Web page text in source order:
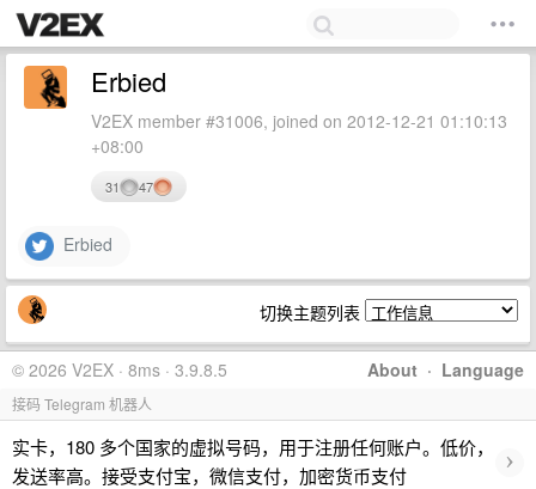
Erbied
V2EX member #31006, joined on 2012-12-21 01:10:13
+08:00
31 47
Erbied
切换主题列表
About · Language
© 2026 V2EX · 8ms · 3.9.8.5
接码 Telegram 机器人
实卡，180 多个国家的虚拟号码，用于注册任何账户。低价，
发送率高。接受支付宝，微信支付，加密货币支付
›